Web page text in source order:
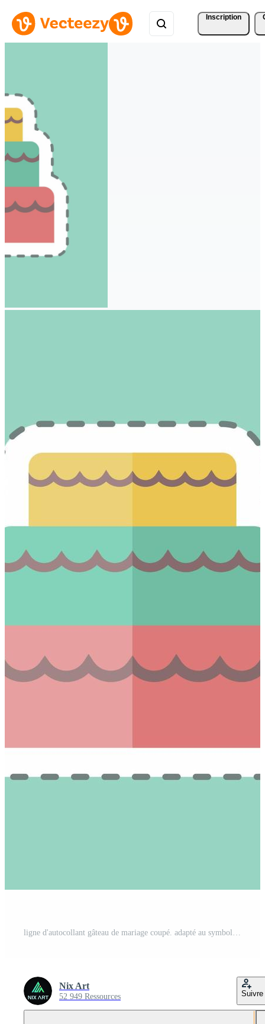
Inscription
ligne d'autocollant gâteau de mariage coupé. adapté au symbole de mariage. conception simple modifiable. vecteur de modèle de conception. illustration de symbole simple Vecteur Pro et SVG Pro
Nix Art
52 949 Ressources Suivre